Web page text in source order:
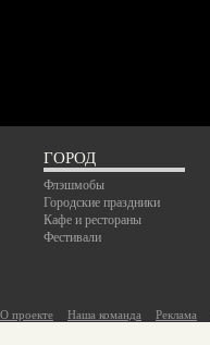
ГОРОД
Флэшмобы
Городские праздники
Кафе и рестораны
Фестивали
О проекте Наша команда Реклама